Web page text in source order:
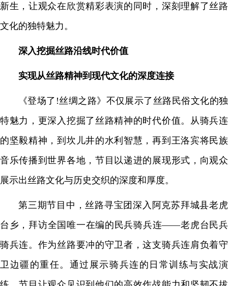
新生，让观众在欣赏精彩表演的同时，深刻理解了丝路
文化的独特魅力。
深入挖掘丝路沿线时代价值
实现从丝路精神到现代文化的深度连接
《登场了!丝绸之路》不仅展示了丝路民俗文化的独
特魅力，更深入挖掘了丝路精神的时代价值。从骑兵连
的坚毅精神，到坎儿井的水利智慧，再到王洛宾将民族
音乐传播到世界各地，节目以递进的展现形式，向观众
展示出丝路文化与历史交织的深度和厚度。
第三期节目中，丝路寻宝团深入阿克苏拜城县老虎
台乡，拜访全国唯一在编的民兵骑兵连——老虎台民兵
骑兵连。作为丝路要冲的守卫者，这支骑兵连肩负着守
卫边疆的重任。通过展示骑兵连的日常训练与实战演